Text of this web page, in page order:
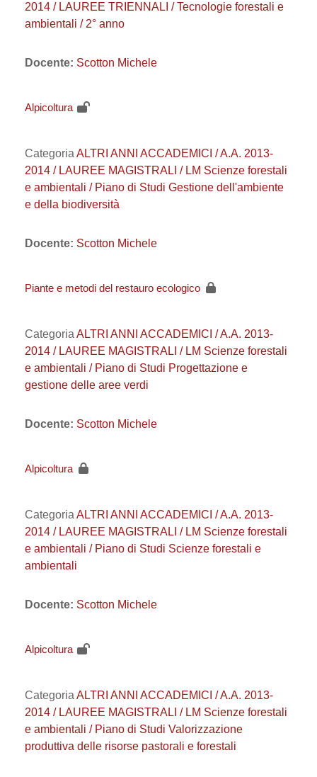
2014 / LAUREE TRIENNALI / Tecnologie forestali e
ambientali / 2° anno
Docente: Scotton Michele
Alpicoltura
Categoria ALTRI ANNI ACCADEMICI / A.A. 2013-
2014 / LAUREE MAGISTRALI / LM Scienze forestali
e ambientali / Piano di Studi Gestione dell'ambiente
e della biodiversità
Docente: Scotton Michele
Piante e metodi del restauro ecologico
Categoria ALTRI ANNI ACCADEMICI / A.A. 2013-
2014 / LAUREE MAGISTRALI / LM Scienze forestali
e ambientali / Piano di Studi Progettazione e
gestione delle aree verdi
Docente: Scotton Michele
Alpicoltura
Categoria ALTRI ANNI ACCADEMICI / A.A. 2013-
2014 / LAUREE MAGISTRALI / LM Scienze forestali
e ambientali / Piano di Studi Scienze forestali e
ambientali
Docente: Scotton Michele
Alpicoltura
Categoria ALTRI ANNI ACCADEMICI / A.A. 2013-
2014 / LAUREE MAGISTRALI / LM Scienze forestali
e ambientali / Piano di Studi Valorizzazione
produttiva delle risorse pastorali e forestali